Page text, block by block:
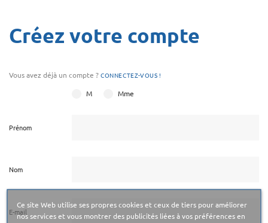
Créez votre compte
Vous avez déjà un compte ? CONNECTEZ-VOUS !
M Mme
Prénom
Nom
E-mail
Ce site Web utilise ses propres cookies et ceux de tiers pour améliorer
nos services et vous montrer des publicités liées à vos préférences en